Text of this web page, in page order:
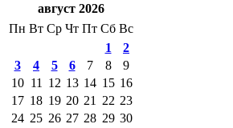
август 2026
Пн Вт Ср Чт Пт Сб Вс
1
2
3
4 5 6 7 8
9
10 11 12 13 14 15 16
17 18 19 20 21 22 23
24 25 26 27 28 29 30